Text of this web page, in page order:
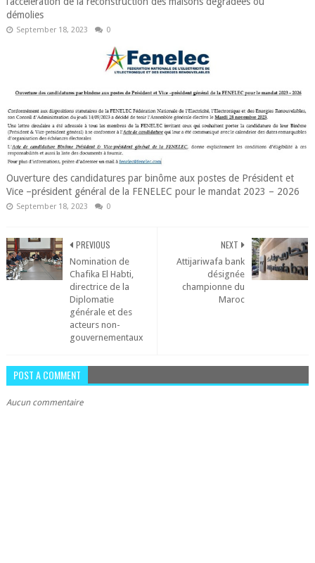
démolies
September 18, 2023 0
Ouverture des candidatures par binôme aux postes de Président et
Vice –président général de la FENELEC pour le mandat 2023 – 2026
September 18, 2023 0
NEXT
Attijariwafa bank
désignée
championne du
Maroc
PREVIOUS
Nomination de
Chafika El Habti,
directrice de la
Diplomatie
générale et des
acteurs non-
gouvernementaux
POST A COMMENT
Aucun commentaire